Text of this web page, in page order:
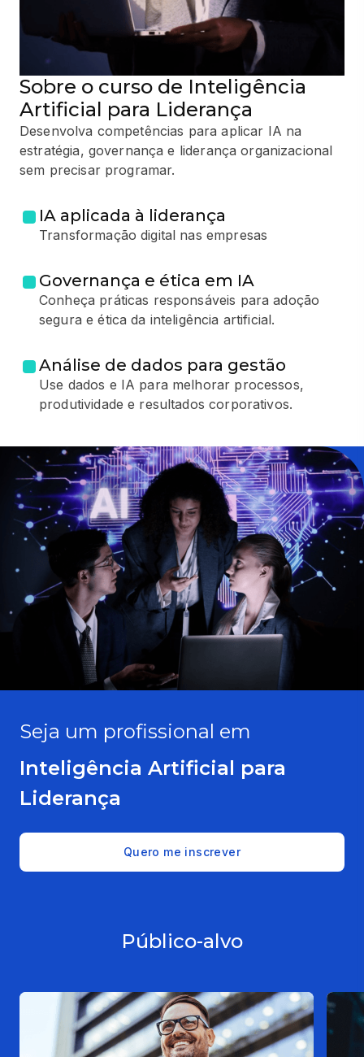
Sobre o curso de Inteligência
Artificial para Liderança
Desenvolva competências para aplicar IA na
estratégia, governança e liderança organizacional
sem precisar programar.
IA aplicada à liderança
Transformação digital nas empresas
Governança e ética em IA
Conheça práticas responsáveis para adoção
segura e ética da inteligência artificial.
Análise de dados para gestão
Use dados e IA para melhorar processos,
produtividade e resultados corporativos.
Seja um profissional em
Inteligência Artificial para
Liderança
Quero me inscrever
Público-alvo